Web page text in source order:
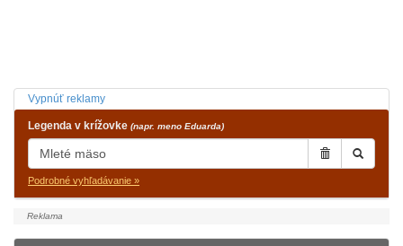
Vypnúť reklamy
Legenda v krížovke (napr. meno Eduarda)
Podrobné vyhľadávanie »